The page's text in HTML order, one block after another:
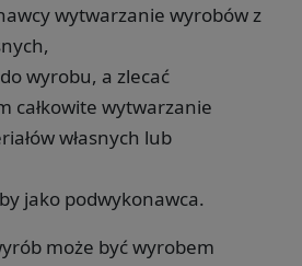
wytwarzanie wyrobów z
wyrobu, a zlecać
całkowite wytwarzanie
własnych lub
jako podwykonawca.
może być wyrobem